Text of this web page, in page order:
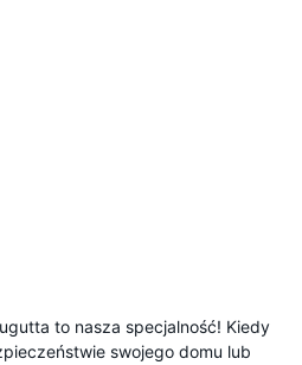
to nasza specjalność! Kiedy
swojego domu lub